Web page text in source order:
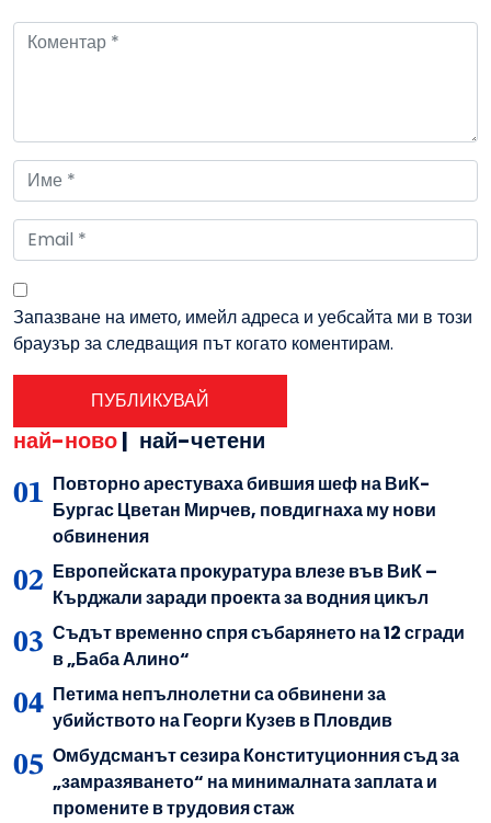
Запазване на името, имейл адреса и уебсайта ми в този
браузър за следващия път когато коментирам.
най-ново| най-четени
Повторно арестуваха бившия шеф на ВиК-
Бургас Цветан Мирчев, повдигнаха му нови
обвинения
Европейската прокуратура влезе във ВиК –
Кърджали заради проекта за водния цикъл
Съдът временно спря събарянето на 12 сгради
в „Баба Алино“
Петима непълнолетни са обвинени за
убийството на Георги Кузев в Пловдив
Омбудсманът сезира Конституционния съд за
„замразяването“ на минималната заплата и
промените в трудовия стаж